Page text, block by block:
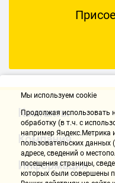
Контакты
Компания
Информация
Мы используем cookie
Продолжая использовать
обработку (в т.ч. с
например Яндекс.Метрика
пользовательских
адресе, сведений о
посещения страницы,
которых были совершены